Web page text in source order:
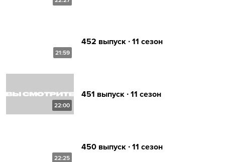
21:59
452 выпуск ∙ 11 сезон
22:00
451 выпуск ∙ 11 сезон
22:25
450 выпуск ∙ 11 сезон